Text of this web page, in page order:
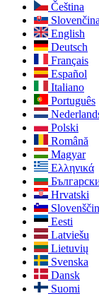
Čeština
English
Deutsch
Français
Español
Italiano
Português
Polski
Română
Magyar
Ελληνικά
Hrvatski
Eesti
Latviešu
Lietuvių
Svenska
Dansk
Suomi